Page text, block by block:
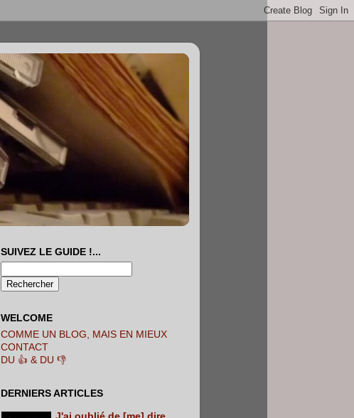
SUIVEZ LE GUIDE !...
WELCOME
COMME UN BLOG, MAIS EN MIEUX
CONTACT
DU 👍 & DU 👎
DERNIERS ARTICLES